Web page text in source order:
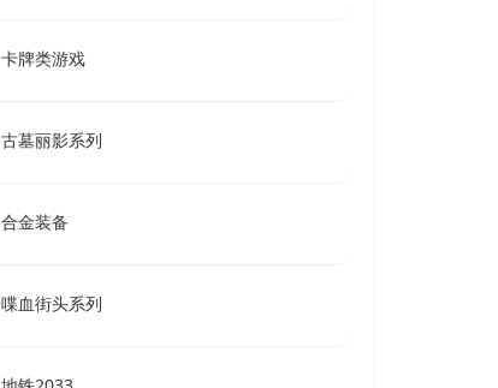
卡牌类游戏
古墓丽影系列
合金装备
喋血街头系列